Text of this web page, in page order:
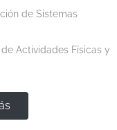
de Sistemas
Actividades Físicas y